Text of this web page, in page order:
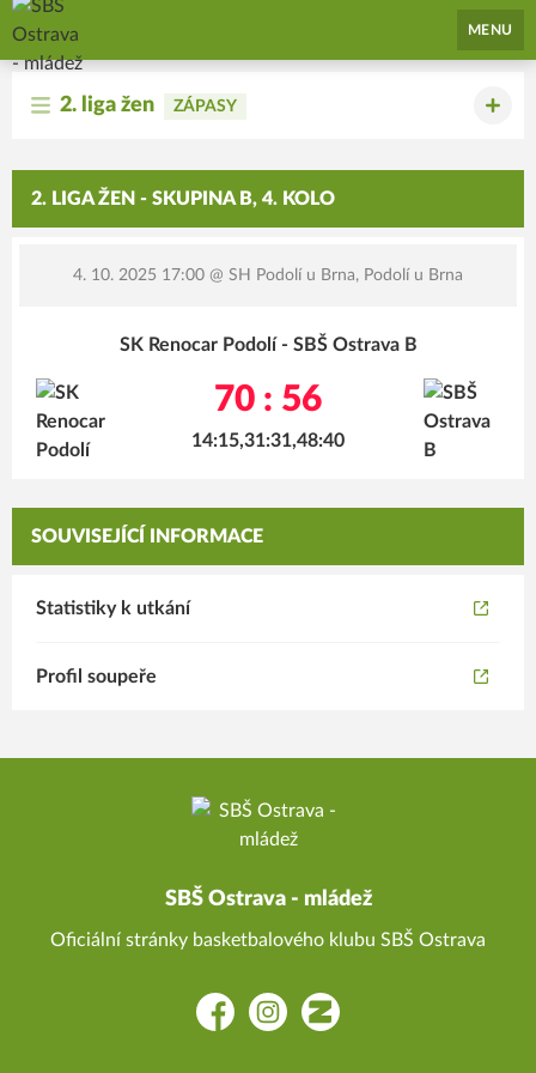
SBŠ Ostrava - mládež
MENU
2. liga žen ZÁPASY
2. LIGA ŽEN - SKUPINA B, 4. KOLO
4. 10. 2025 17:00 @ SH Podolí u Brna, Podolí u Brna
SK Renocar Podolí - SBŠ Ostrava B
70 : 56
14:15,31:31,48:40
SOUVISEJÍCÍ INFORMACE
Statistiky k utkání
Profil soupeře
SBŠ Ostrava - mládež
Oficiální stránky basketbalového klubu SBŠ Ostrava
FacebookInstagramZonerama